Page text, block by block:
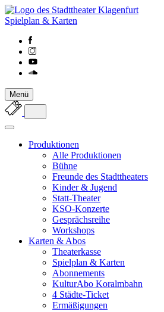
Spielplan & Karten
Menü
Produktionen
Alle Produktionen
Bühne
Freunde des Stadttheaters
Kinder & Jugend
Statt-Theater
KSO-Konzerte
Gesprächsreihe
Workshops
Karten & Abos
Theaterkasse
Spielplan & Karten
Abonnements
KulturAbo Koralmbahn
4 Städte-Ticket
Ermäßigungen